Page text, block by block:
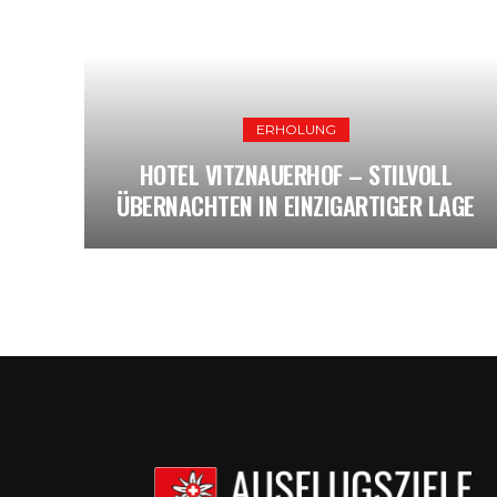
ERHOLUNG
HOTEL VITZNAUERHOF – STILVOLL
ÜBERNACHTEN IN EINZIGARTIGER LAGE